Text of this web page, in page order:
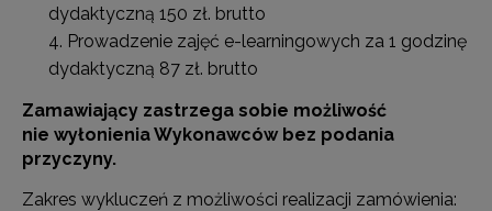
dydaktyczną 150 zł. brutto
Prowadzenie zajęć e-learningowych za 1 godzinę
dydaktyczną 87 zł. brutto
Zamawiający zastrzega sobie możliwość
nie wyłonienia Wykonawców bez podania
przyczyny.
Zakres wykluczeń z możliwości realizacji zamówienia: